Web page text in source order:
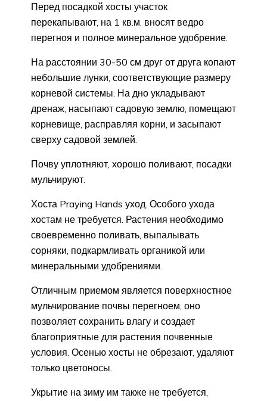
Перед посадкой хосты участок
перекапывают, на 1 кв.м. вносят ведро
перегноя и полное минеральное удобрение.
На расстоянии 30-50 см друг от друга копают
небольшие лунки, соответствующие размеру
корневой системы. На дно укладывают
дренаж, насыпают садовую землю, помещают
корневище, расправляя корни, и засыпают
сверху садовой землей.
Почву уплотняют, хорошо поливают, посадки
мульчируют.
Хоста Praying Hands уход. Особого ухода
хостам не требуется. Растения необходимо
своевременно поливать, выпалывать
сорняки, подкармливать органикой или
минеральными удобрениями.
Отличным приемом является поверхностное
мульчирование почвы перегноем, оно
позволяет сохранить влагу и создает
благоприятные для растения почвенные
условия. Осенью хосты не обрезают, удаляют
только цветоносы.
Укрытие на зиму им также не требуется,